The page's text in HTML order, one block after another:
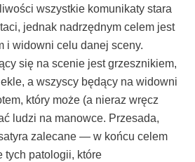
wszyst­kie komu­ni­ka­ty sta­ra
jed­nak nad­rzęd­nym celem jest
i widow­ni celu danej sce­ny.
się na sce­nie jest grzesz­ni­kiem,
a wszy­scy będą­cy na widow­ni
któ­ry może (a nie­raz wręcz
ludzi na manow­ce. Prze­sa­da,
zale­ca­ne — w koń­cu celem
tych pato­lo­gii, któ­re